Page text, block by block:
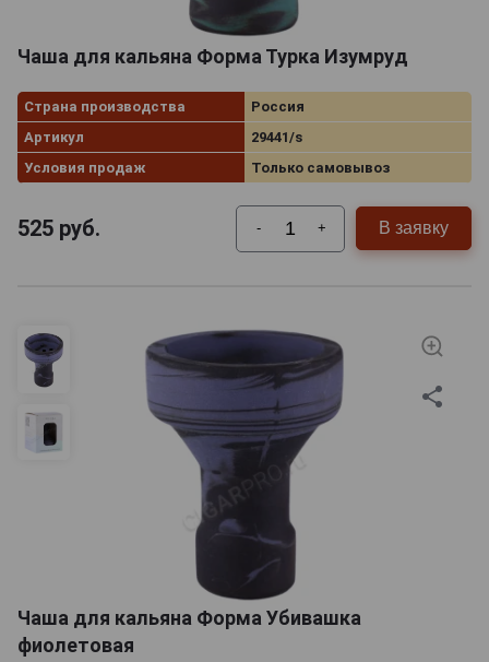
Чаша для кальяна Форма Турка Изумруд
Страна производства
Россия
Артикул
29441/s
Условия продаж
Только самовывоз
525 руб. - + В заявку
Чаша для кальяна Форма Убивашка
фиолетовая